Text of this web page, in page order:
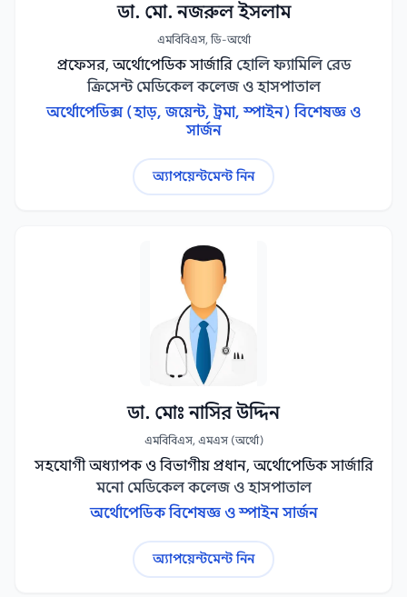
ডা. মো. নজরুল ইসলাম
এমবিবিএস, ডি-অর্থো
প্রফেসর, অর্থোপেডিক সার্জারি হোলি ফ্যামিলি রেড
ক্রিসেন্ট মেডিকেল কলেজ ও হাসপাতাল
অর্থোপেডিক্স (হাড়, জয়েন্ট, ট্রমা, স্পাইন) বিশেষজ্ঞ ও
সার্জন
অ্যাপয়েন্টমেন্ট নিন
ডা. মোঃ নাসির উদ্দিন
এমবিবিএস, এমএস (অর্থো)
সহযোগী অধ্যাপক ও বিভাগীয় প্রধান, অর্থোপেডিক সার্জারি
মনো মেডিকেল কলেজ ও হাসপাতাল
অর্থোপেডিক বিশেষজ্ঞ ও স্পাইন সার্জন
অ্যাপয়েন্টমেন্ট নিন